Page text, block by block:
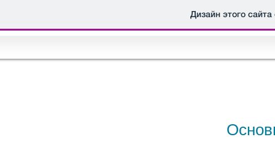
Дизайн этого